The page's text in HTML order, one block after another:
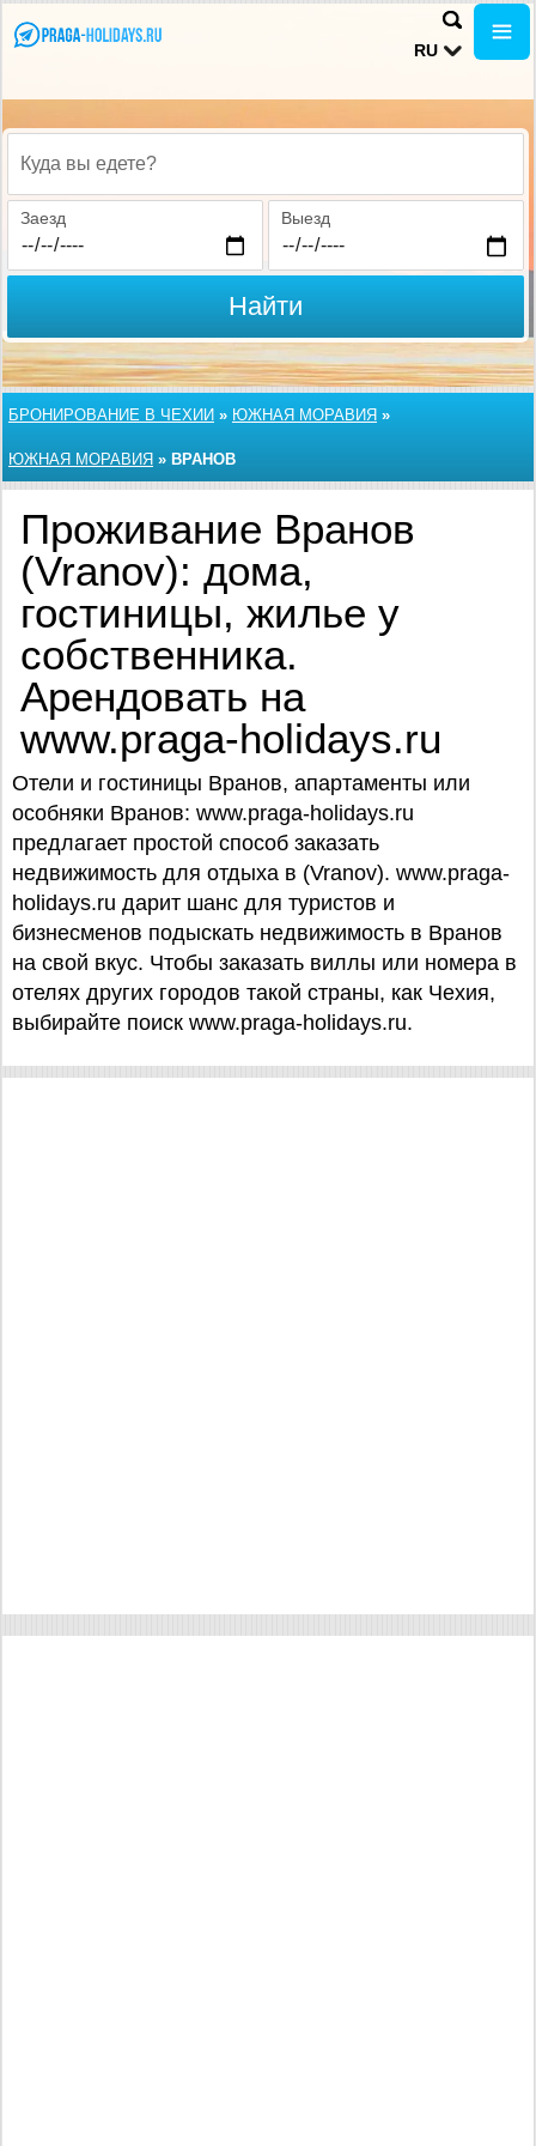
RU
Куда вы едете?
Заезд Выезд
Найти
БРОНИРОВАНИЕ В ЧЕХИИ » ЮЖНАЯ МОРАВИЯ »
ЮЖНАЯ МОРАВИЯ » ВРАНОВ
Проживание Вранов
(Vranov): дома,
гостиницы, жилье у
собственника.
Арендовать на
www.praga-holidays.ru
Отели и гостиницы Вранов, апартаменты или
особняки Вранов: www.praga-holidays.ru
предлагает простой способ заказать
недвижимость для отдыха в (Vranov). www.praga-
holidays.ru дарит шанс для туристов и
бизнесменов подыскать недвижимость в Вранов
на свой вкус. Чтобы заказать виллы или номера в
отелях других городов такой страны, как Чехия,
выбирайте поиск www.praga-holidays.ru.